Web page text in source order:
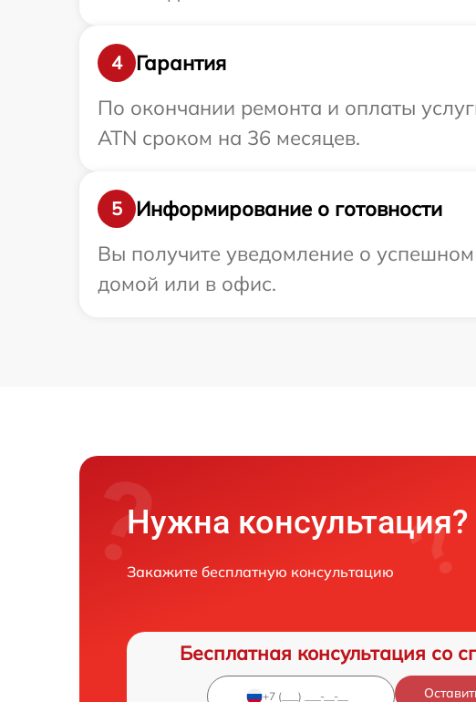
4
Гарантия
По окончании ремонта и оплаты
ATN сроком на 36 месяцев.
5
Информирование о готовности
Вы получите уведомление о
домой или в офис.
Нужна консультация?
Закажите бесплатную консультацию
Бесплатная консультация со